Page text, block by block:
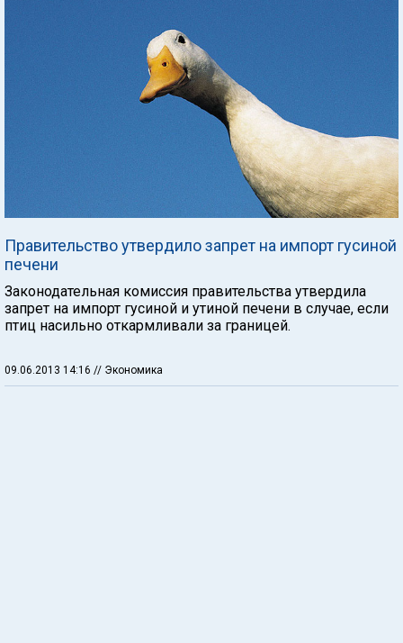
Правительство утвердило запрет на импорт гусиной
печени
Законодательная комиссия правительства утвердила
запрет на импорт гусиной и утиной печени в случае, если
птиц насильно откармливали за границей.
09.06.2013 14:16 // Экономика